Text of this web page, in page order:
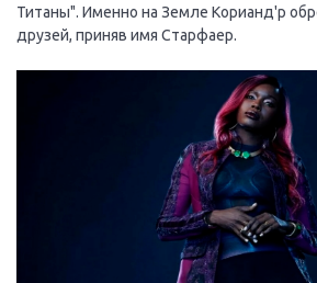
Титаны". Именно на Земле Корианд'р
друзей, приняв имя Старфаер.